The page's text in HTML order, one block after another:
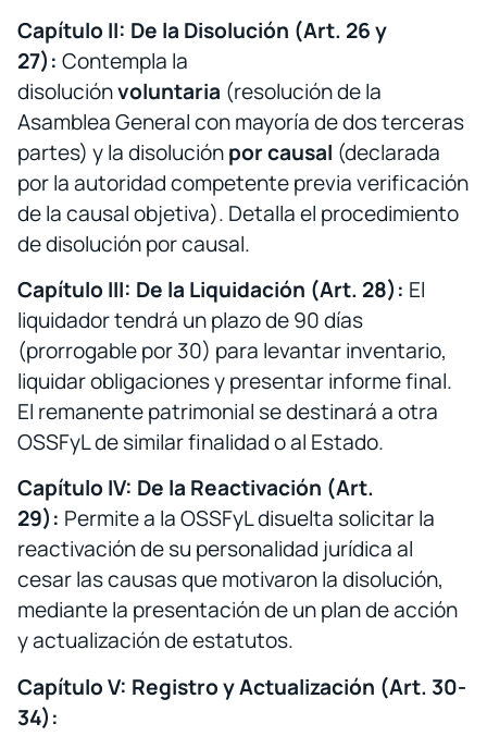
Capítulo II: De la Disolución (Art. 26 y
27): Contempla la
disoluciónvoluntaria (resolución de la
Asamblea General con mayoría de dos terceras
partes) y la disoluciónpor causal (declarada
por la autoridad competente previa verificación
de la causal objetiva). Detalla el procedimiento
de disolución por causal.
Capítulo III: De la Liquidación (Art. 28): El
liquidador tendrá un plazo de 90 días
(prorrogable por 30) para levantar inventario,
liquidar obligaciones y presentar informe final.
El remanente patrimonial se destinará a otra
OSSFyL de similar finalidad o al Estado.
Capítulo IV: De la Reactivación (Art.
29): Permite a la OSSFyL disuelta solicitar la
reactivación de su personalidad jurídica al
cesar las causas que motivaron la disolución,
mediante la presentación de un plan de acción
y actualización de estatutos.
Capítulo V: Registro y Actualización (Art. 30-
34):